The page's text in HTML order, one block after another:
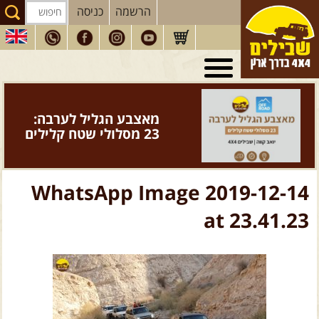
הרשמה כניסה
טיולי 4X4
בארץ
מסעות בעולם
טיוליםלרכב פנאי
הדרכותנהיגה
המדריכים שלנו
חנות שבילים
הבלוג של יואב קווה
פודקאסט ג'יפאות
מאצבע הגליל לערבה:
23 מסלולי שטח קלילים
WhatsApp Image 2019-12-14
at 23.41.23